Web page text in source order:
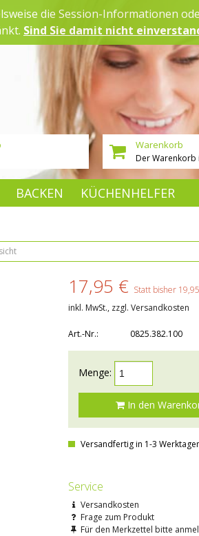
die Session-Informationen
Sind Sie damit nicht
BACKEN
KÜCHENHELFER
Warenkorb
Der Warenkorb
17,95 € Statt bisher
inkl. MwSt., zzgl. Versandkosten
Art.-Nr.: 0825.382.100
Menge:
In den
Versandfertig in 1-3
Service
Versandkosten
Frage zum Produkt
Für den Merkzettel bitte